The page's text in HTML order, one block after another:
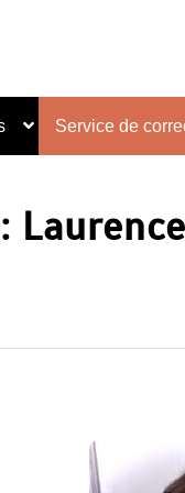
Service de